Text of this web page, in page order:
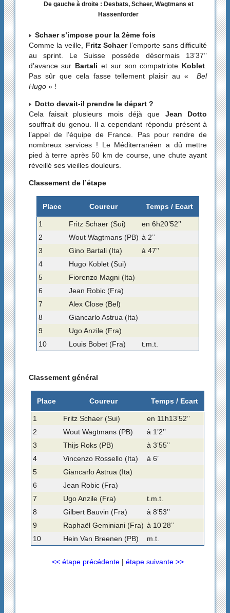
De gauche à droite : Desbats, Schaer, Wagtmans et
Hassenforder
Schaer s’impose pour la 2ème fois
Comme la veille, Fritz Schaerl’emporte sans difficulté
au sprint. Le Suisse possède désormais 13’37’’
d’avance sur Bartali et sur son compatriote Koblet
Pas sûr que cela fasse tellement plaisir au «
Bel
Hugo» !
Dotto devait-il prendre le départ ?
Cela faisait plusieurs mois déjà que Jean Dotto
souffrait du genou. Il a cependant répondu présent à
l’appel de l’équipe de France. Pas pour rendre de
nombreux services ! Le Méditerranéen a dû mettre
pied à terre après 50 km de course, une chute ayant
réveillé ses vieilles douleurs.
Classement de l’étape
Place Coureur Temps / Ecart
1 Fritz Schaer (Sui)
en 6h20’52’’
2
Wout Wagtmans (PB) à 2’’
3
Gino Bartali (Ita)
à 47’’
4
Hugo Koblet (Sui)
5
Fiorenzo Magni (Ita)
6
Jean Robic (Fra)
7
Alex Close (Bel)
8
Giancarlo Astrua (Ita)
9
Ugo Anzile (Fra)
10
Louis Bobet (Fra) t.m.t.
Classement général
Place Coureur Temps / Ecart
1 Fritz Schaer (Sui)
en 11h13’52’’
2
Wout Wagtmans (PB)
à 1’2’’
3
Thijs Roks (PB)
à 3’55’’
4
Vincenzo Rossello (Ita)
à 6’
5
Giancarlo Astrua (Ita)
6
Jean Robic (Fra)
7
Ugo Anzile (Fra)
t.m.t.
8
Gilbert Bauvin (Fra)
à 8’53’’
9
Raphaël Geminiani (Fra) à 10’28’’
10
Hein Van Breenen (PB) m.t.
<< étape précédente| étape suivante >>